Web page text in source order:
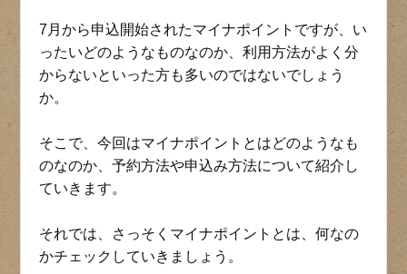
7月から申込開始されたマイナポイントですが、い
ったいどのようなものなのか、利用方法がよく分
からないといった方も多いのではないでしょう
か。
そこで、今回はマイナポイントとはどのようなも
のなのか、予約方法や申込み方法について紹介し
ていきます。
それでは、さっそくマイナポイントとは、何なの
かチェックしていきましょう。